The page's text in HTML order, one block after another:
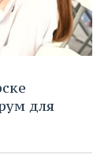
для